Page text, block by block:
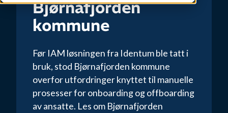
Bjørnafjorden
kommune
Før IAM løsningen fra Identum ble tatt i
bruk, stod Bjørnafjorden kommune
overfor utfordringer knyttet til manuelle
prosesser for onboarding og offboarding
av ansatte. Les om Bjørnafjorden